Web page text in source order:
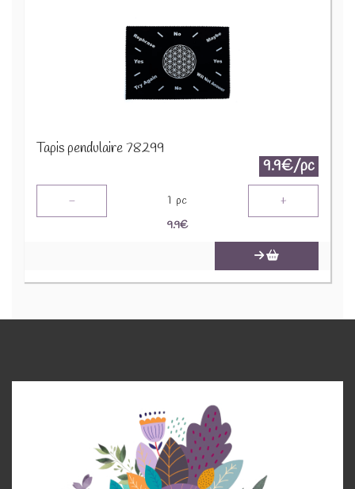
Tapis pendulaire 78299
9.9€/pc
- 1 pc +
9.9€